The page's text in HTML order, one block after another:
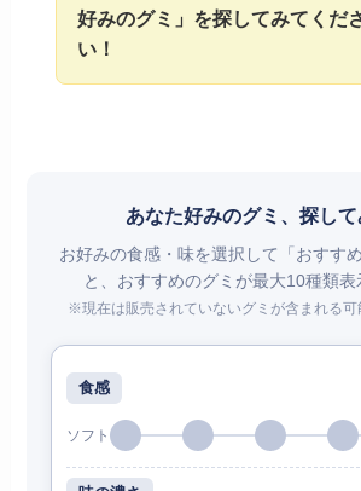
好みのグミ」を探してみてくだ
い！
あなた好みのグミ、探して
お好みの食感・味を選択して「おすす
と、おすすめのグミが最大10種類表
※現在は販売されていないグミが含まれる可
食感
ソフト